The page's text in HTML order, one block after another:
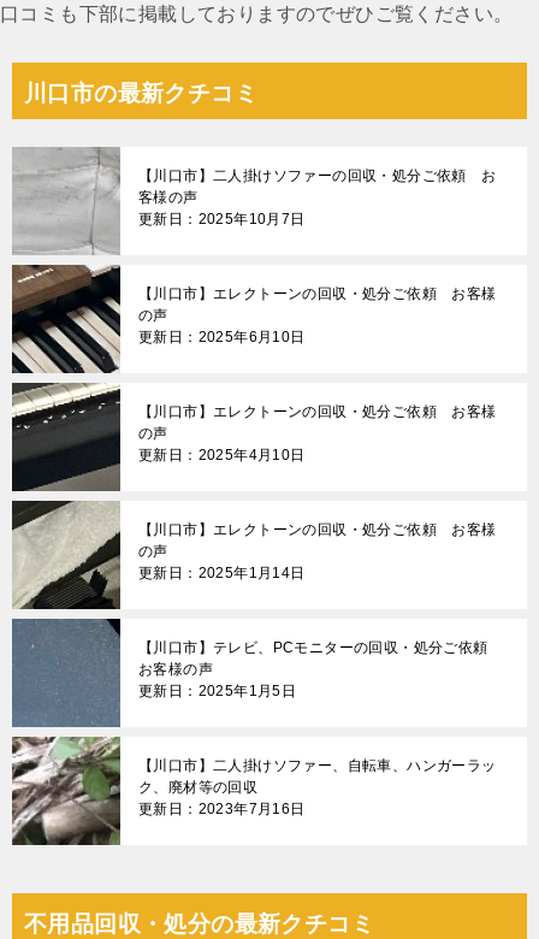
口コミも下部に掲載しておりますのでぜひご覧ください。
川口市の最新クチコミ
【川口市】二人掛けソファーの回収・処分ご依頼 お
客様の声
更新日：2025年10月7日
【川口市】エレクトーンの回収・処分ご依頼 お客様
の声
更新日：2025年6月10日
【川口市】エレクトーンの回収・処分ご依頼 お客様
の声
更新日：2025年4月10日
【川口市】エレクトーンの回収・処分ご依頼 お客様
の声
更新日：2025年1月14日
【川口市】テレビ、PCモニターの回収・処分ご依頼
お客様の声
更新日：2025年1月5日
【川口市】二人掛けソファー、自転車、ハンガーラッ
ク、廃材等の回収
更新日：2023年7月16日
不用品回収・処分の最新クチコミ